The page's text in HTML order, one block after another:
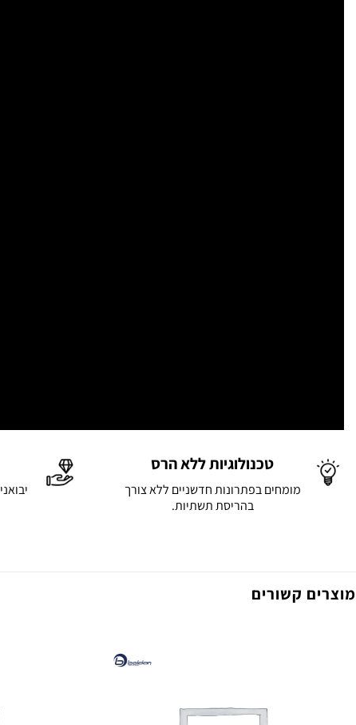
טכנולוגיות ללא הרס
מומחים בפתרונות חדשניים ללא צורך
בהריסת תשתיות.
מוצרים קשורים